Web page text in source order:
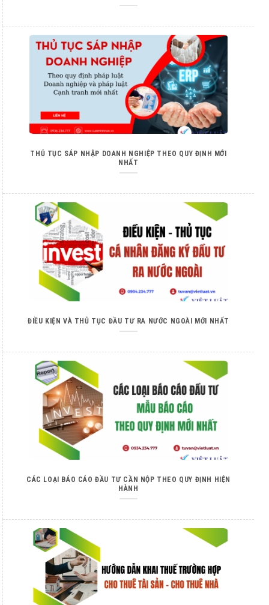
THỦ TỤC SÁP NHẬP DOANH NGHIỆP THEO QUY ĐỊNH MỚI
NHẤT
ĐIỀU KIỆN VÀ THỦ TỤC ĐẦU TƯ RA NƯỚC NGOÀI MỚI NHẤT
CÁC LOẠI BÁO CÁO ĐẦU TƯ CẦN NỘP THEO QUY ĐỊNH HIỆN
HÀNH